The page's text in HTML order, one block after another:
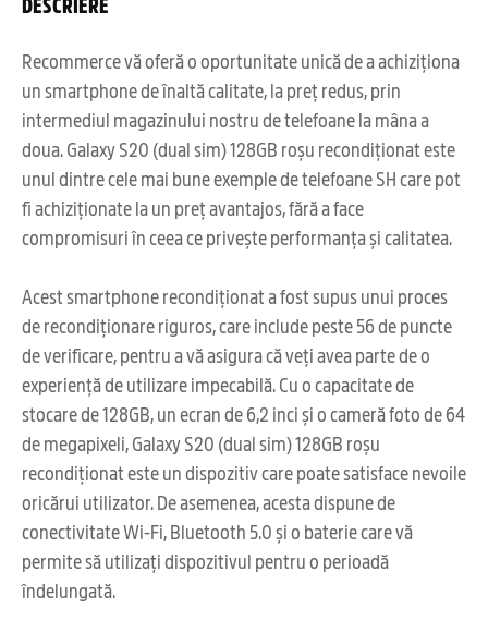
Recommerce vă oferă o oportunitate unică de a achiziționa
un smartphone de înaltă calitate, la preț redus, prin
intermediul magazinului nostru de telefoane la mâna a
doua. Galaxy S20 (dual sim) 128GB roșu recondiționat este
unul dintre cele mai bune exemple de telefoane SH care pot
fi achiziționate la un preț avantajos, fără a face
compromisuri în ceea ce privește performanța și calitatea.
Acest smartphone recondiționat a fost supus unui proces
de recondiționare riguros, care include peste 56 de puncte
de verificare, pentru a vă asigura că veți avea parte de o
experiență de utilizare impecabilă. Cu o capacitate de
stocare de 128GB, un ecran de 6,2 inci și o cameră foto de 64
de megapixeli, Galaxy S20 (dual sim) 128GB roșu
recondiționat este un dispozitiv care poate satisface nevoile
oricărui utilizator. De asemenea, acesta dispune de
conectivitate Wi-Fi, Bluetooth 5.0 și o baterie care vă
permite să utilizați dispozitivul pentru o perioadă
îndelungată.